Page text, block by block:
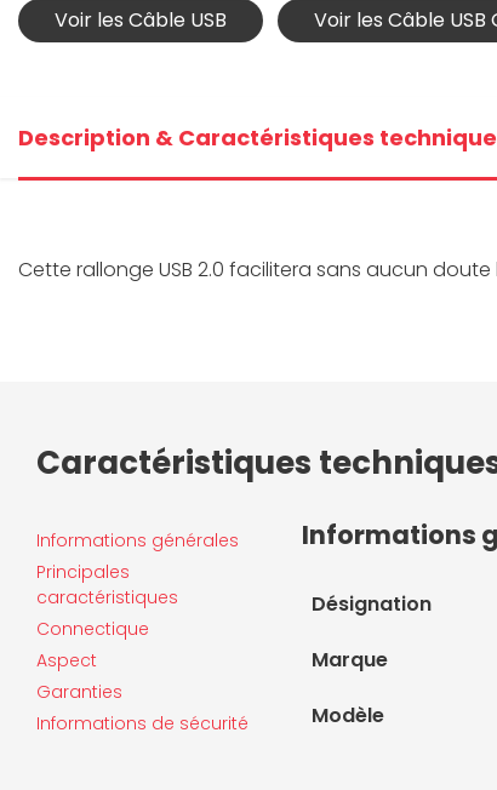
Voir les Câble USB Voir les Câble USB
Description & Caractéristiques
Cette rallonge USB 2.0 facilitera sans aucun
Caractéristiques
Informations générales
Principales
caractéristiques
Connectique
Aspect
Garanties
Informations de sécurité
Informations
Désignation
Marque
Modèle